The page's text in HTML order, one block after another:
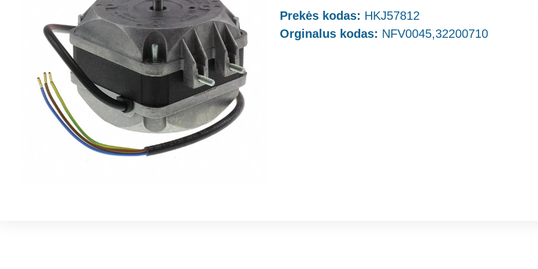
Prekės kodas: HKJ57812
Orginalus kodas: NFV0045,32200710